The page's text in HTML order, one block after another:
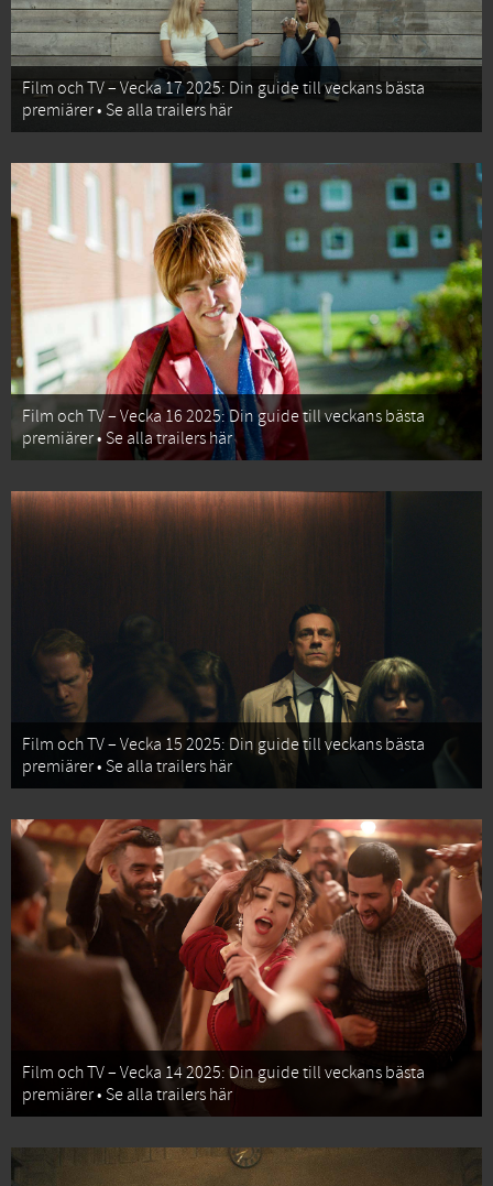
Film och TV – Vecka 17 2025: Din guide till veckans bästa
premiärer • Se alla trailers här
Film och TV – Vecka 16 2025: Din guide till veckans bästa
premiärer • Se alla trailers här
Film och TV – Vecka 15 2025: Din guide till veckans bästa
premiärer • Se alla trailers här
Film och TV – Vecka 14 2025: Din guide till veckans bästa
premiärer • Se alla trailers här